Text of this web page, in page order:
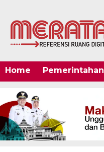
Home Pemerintahan